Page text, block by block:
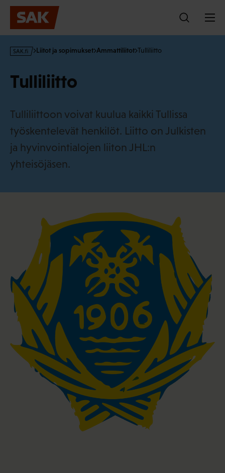
Hyppää
sisältöön
s
Liitot ja sopimukset Ammattiliitot Tulliliitto
Tulliliitto
Tulliliittoon voivat kuulua kaikki Tullissa
työskentelevät henkilöt. Liitto on Julkisten
ja hyvinvointialojen liiton JHL:n
yhteisöjäsen.